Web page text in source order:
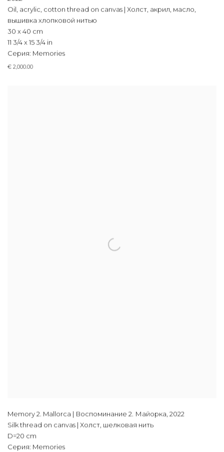
Oil, acrylic, cotton thread on canvas | Холст, акрил, масло,
вышивка хлопковой нитью
30 x 40 cm
11 3/4 x 15 3/4 in
Серия: Memories
€ 2,000.00
Memory 2. Mallorca | Воспоминание 2. Майорка, 2022
Silk thread on canvas | Холст, шелковая нить
D=20 cm
Серия: Memories